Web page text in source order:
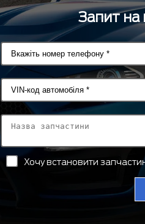
Запит на
Хочу встановити